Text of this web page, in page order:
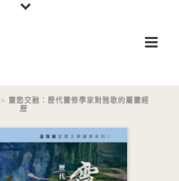
> 靈慾交融：歷代靈修學家對雅歌的屬靈經
歷